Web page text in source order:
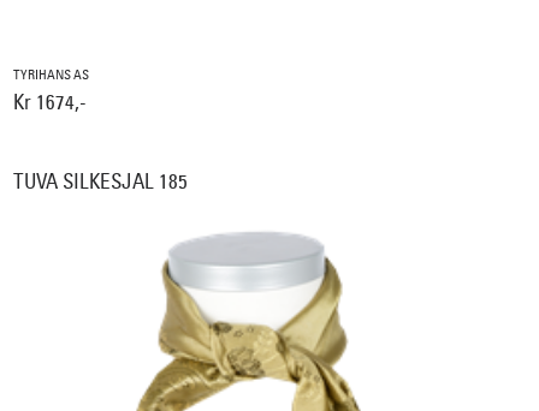
TYRIHANS AS
Kr 1674,-
TUVA SILKESJAL 185